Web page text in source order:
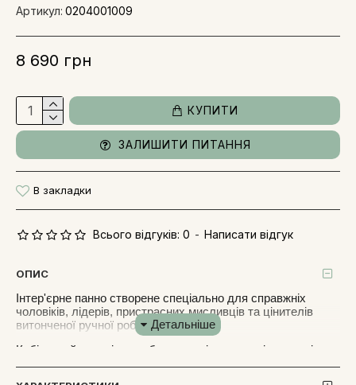
Всього відгуків: 0 - Написати відгук
8 690 грн
Артикул: 0204001009
КУПИТИ
ЗАЛИШИТИ ПИТАННЯ
В закладки
ОПИС
Інтер'єрне панно створене спеціально для справжніх
чоловіків, лідерів, пристрасних мисливців та цінителів
витонченої ручної роботи.
Кабінетний сувенір уособлює первісну чоловічу енергію,